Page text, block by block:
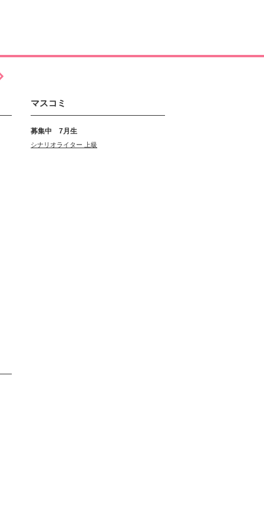
マスコミ
募集中 7月生
シナリオライター 上級